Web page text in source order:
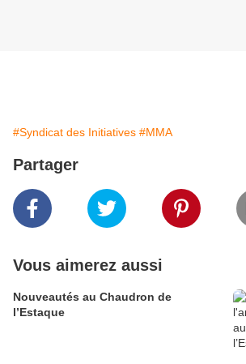
#Syndicat des Initiatives #MMA
Partager
Vous aimerez aussi
Nouveautés au Chaudron de
l’Estaque